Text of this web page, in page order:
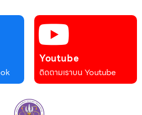
Youtube
ติดตามเราบน Youtube